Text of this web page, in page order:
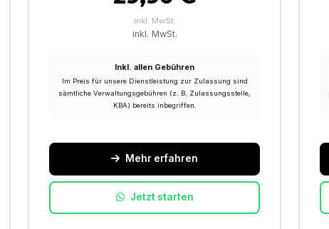
inkl. MwSt.
inkl. MwSt.
Inkl. allen Gebühren
Im Preis für unsere Dienstleistung zur Zulassung sind
sämtliche Verwaltungsgebühren (z. B. Zulassungsstelle,
KBA) bereits inbegriffen.
Mehr erfahren
Jetzt starten